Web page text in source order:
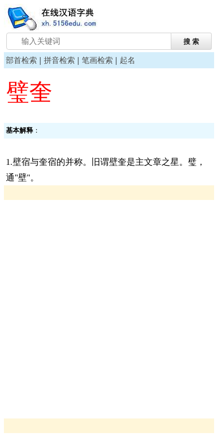
部首检索 | 拼音检索 | 笔画检索 | 起名
璧奎
基本解释 ：
1.壁宿与奎宿的并称。旧谓壁奎是主文章之星。璧，
通"壁"。